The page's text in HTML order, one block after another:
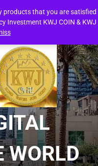
products that you are satisfied
Investment KWJ COIN & KWJ
WORLD